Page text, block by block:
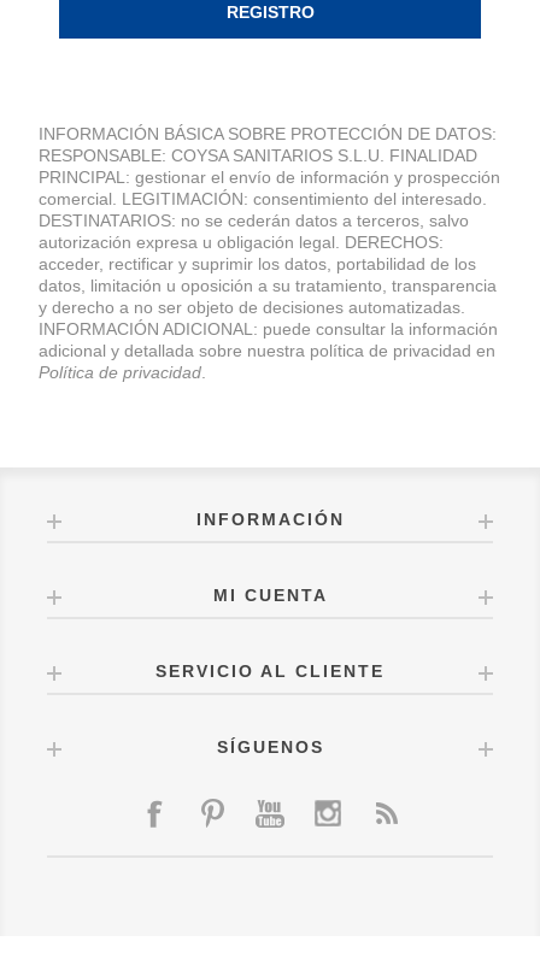
REGISTRO
INFORMACIÓN BÁSICA SOBRE PROTECCIÓN DE DATOS:
RESPONSABLE: COYSA SANITARIOS S.L.U. FINALIDAD
PRINCIPAL: gestionar el envío de información y prospección
comercial. LEGITIMACIÓN: consentimiento del interesado.
DESTINATARIOS: no se cederán datos a terceros, salvo
autorización expresa u obligación legal. DERECHOS:
acceder, rectificar y suprimir los datos, portabilidad de los
datos, limitación u oposición a su tratamiento, transparencia
y derecho a no ser objeto de decisiones automatizadas.
INFORMACIÓN ADICIONAL: puede consultar la información
adicional y detallada sobre nuestra política de privacidad en
Política de privacidad
INFORMACIÓN
MI CUENTA
SERVICIO AL CLIENTE
SÍGUENOS